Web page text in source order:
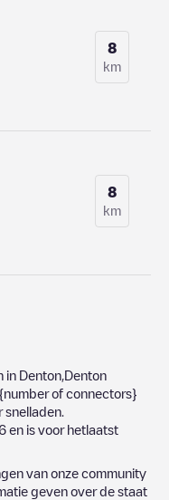
8
km
8
km
in Denton Denton
{number of connectors}
snelladen.
en is voor hetlaatst
van onze community
geven over de staat